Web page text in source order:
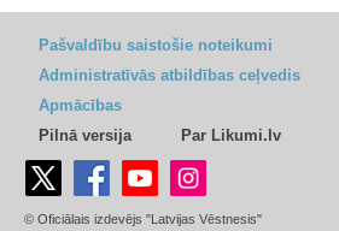
Pašvaldību saistošie noteikumi
Administratīvās atbildības ceļvedis
Apmācības
Pilnā versija
Par Likumi.lv
© Oficiālais izdevējs "Latvijas Vēstnesis"